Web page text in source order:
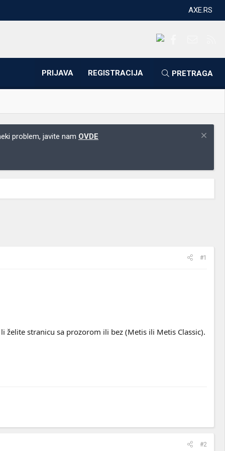
AXE.RS
PRIJAVA REGISTRACIJA PRETRAGA
problem, javite nam OVDE
#1
želite stranicu sa prozorom ili bez (Metis ili Metis Classic).
#2